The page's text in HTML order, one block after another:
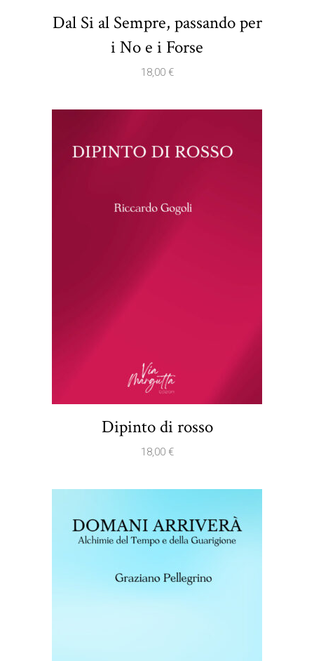
Dal Si al Sempre, passando per
i No e i Forse
18,00 €
Dipinto di rosso
18,00 €